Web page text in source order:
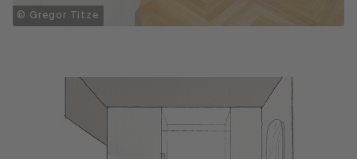
© Gregor Titze